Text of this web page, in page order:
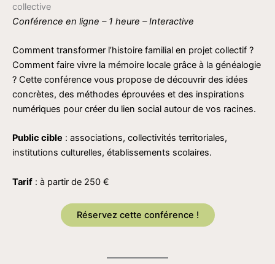
collective
Conférence en ligne – 1 heure – Interactive
Comment transformer l’histoire familial en projet collectif ?
Comment faire vivre la mémoire locale grâce à la généalogie
? Cette conférence vous propose de découvrir des idées
concrètes, des méthodes éprouvées et des inspirations
numériques pour créer du lien social autour de vos racines.
Public cible : associations, collectivités territoriales,
institutions culturelles, établissements scolaires.
Tarif : à partir de 250 €
Réservez cette conférence !